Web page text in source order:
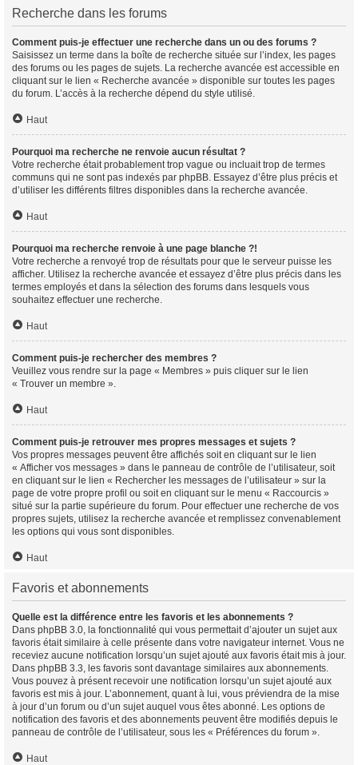
Recherche dans les forums
Comment puis-je effectuer une recherche dans un ou des forums ?
Saisissez un terme dans la boîte de recherche située sur l’index, les pages
des forums ou les pages de sujets. La recherche avancée est accessible en
cliquant sur le lien « Recherche avancée » disponible sur toutes les pages
du forum. L’accès à la recherche dépend du style utilisé.
Haut
Pourquoi ma recherche ne renvoie aucun résultat ?
Votre recherche était probablement trop vague ou incluait trop de termes
communs qui ne sont pas indexés par phpBB. Essayez d’être plus précis et
d’utiliser les différents filtres disponibles dans la recherche avancée.
Haut
Pourquoi ma recherche renvoie à une page blanche ?!
Votre recherche a renvoyé trop de résultats pour que le serveur puisse les
afficher. Utilisez la recherche avancée et essayez d’être plus précis dans les
termes employés et dans la sélection des forums dans lesquels vous
souhaitez effectuer une recherche.
Haut
Comment puis-je rechercher des membres ?
Veuillez vous rendre sur la page « Membres » puis cliquer sur le lien
« Trouver un membre ».
Haut
Comment puis-je retrouver mes propres messages et sujets ?
Vos propres messages peuvent être affichés soit en cliquant sur le lien
« Afficher vos messages » dans le panneau de contrôle de l’utilisateur, soit
en cliquant sur le lien « Rechercher les messages de l’utilisateur » sur la
page de votre propre profil ou soit en cliquant sur le menu « Raccourcis »
situé sur la partie supérieure du forum. Pour effectuer une recherche de vos
propres sujets, utilisez la recherche avancée et remplissez convenablement
les options qui vous sont disponibles.
Haut
Favoris et abonnements
Quelle est la différence entre les favoris et les abonnements ?
Dans phpBB 3.0, la fonctionnalité qui vous permettait d’ajouter un sujet aux
favoris était similaire à celle présente dans votre navigateur internet. Vous ne
receviez aucune notification lorsqu’un sujet ajouté aux favoris était mis à jour.
Dans phpBB 3.3, les favoris sont davantage similaires aux abonnements.
Vous pouvez à présent recevoir une notification lorsqu’un sujet ajouté aux
favoris est mis à jour. L’abonnement, quant à lui, vous préviendra de la mise
à jour d’un forum ou d’un sujet auquel vous êtes abonné. Les options de
notification des favoris et des abonnements peuvent être modifiés depuis le
panneau de contrôle de l’utilisateur, sous les « Préférences du forum ».
Haut